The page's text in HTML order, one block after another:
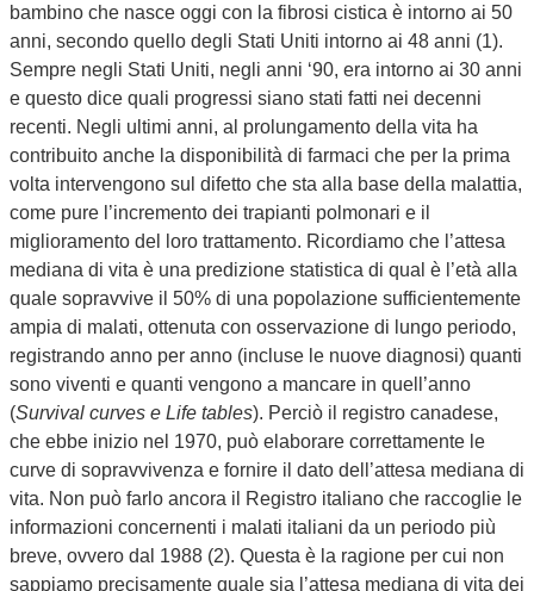
bambino che nasce oggi con la fibrosi cistica è intorno ai 50
anni, secondo quello degli Stati Uniti intorno ai 48 anni (1).
Sempre negli Stati Uniti, negli anni ‘90, era intorno ai 30 anni
e questo dice quali progressi siano stati fatti nei decenni
recenti. Negli ultimi anni, al prolungamento della vita ha
contribuito anche la disponibilità di farmaci che per la prima
volta intervengono sul difetto che sta alla base della malattia,
come pure l’incremento dei trapianti polmonari e il
miglioramento del loro trattamento. Ricordiamo che l’attesa
mediana di vita è una predizione statistica di qual è l’età alla
quale sopravvive il 50% di una popolazione sufficientemente
ampia di malati, ottenuta con osservazione di lungo periodo,
registrando anno per anno (incluse le nuove diagnosi) quanti
sono viventi e quanti vengono a mancare in quell’anno
(Survival curves e Life tables). Perciò il registro canadese,
che ebbe inizio nel 1970, può elaborare correttamente le
curve di sopravvivenza e fornire il dato dell’attesa mediana di
vita. Non può farlo ancora il Registro italiano che raccoglie le
informazioni concernenti i malati italiani da un periodo più
breve, ovvero dal 1988 (2). Questa è la ragione per cui non
sappiamo precisamente quale sia l’attesa mediana di vita dei